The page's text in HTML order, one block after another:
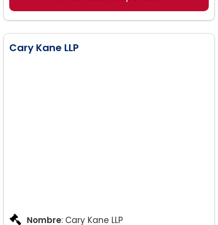
Asistencia corporativa general
Cary Kane LLP
Nombre: Cary Kane LLP